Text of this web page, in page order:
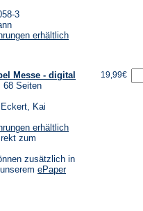
3
erhältlich
Messe - digital
68 Seiten
Kai
erhältlich
zum
zusätzlich in
ePaper(Öffnet
19,99€